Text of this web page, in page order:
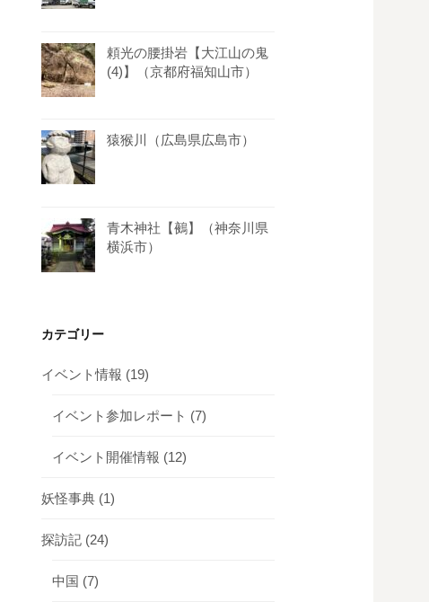
頼光の腰掛岩【大江山の鬼
(4)】（京都府福知山市）
猿猴川（広島県広島市）
青木神社【鵺】（神奈川県
横浜市）
カテゴリー
イベント情報 (19)
イベント参加レポート (7)
イベント開催情報 (12)
妖怪事典 (1)
探訪記 (24)
中国 (7)